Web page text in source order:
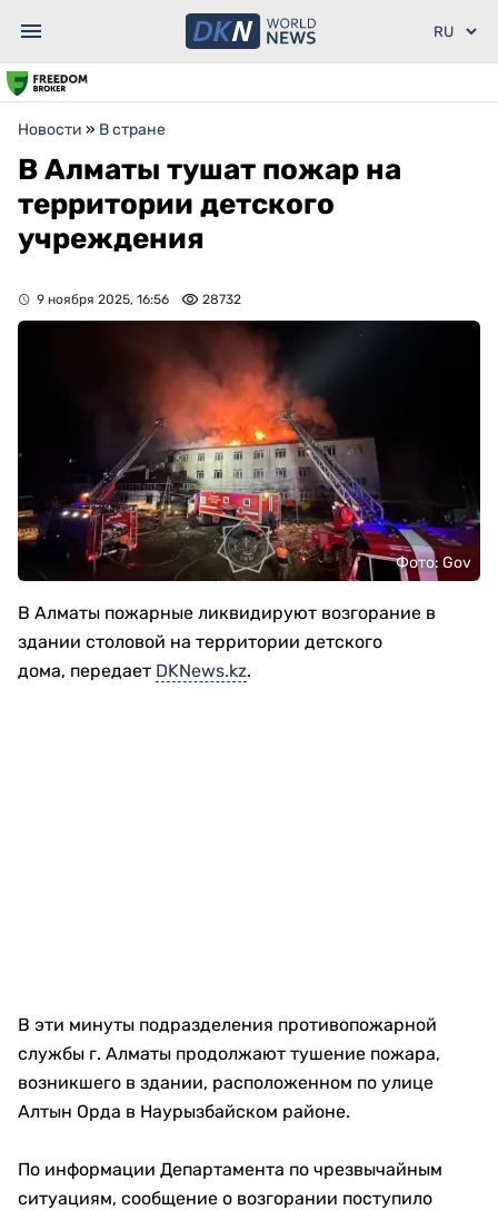
Новости » В стране
В Алматы тушат пожар на
территории детского
учреждения
9 ноября 2025, 16:56 28732
Фото: Gov
В Алматы пожарные ликвидируют возгорание в
здании столовой на территории детского
дома, передает DKNews.kz.
В эти минуты подразделения противопожарной
службы г. Алматы продолжают тушение пожара,
возникшего в здании, расположенном по улице
Алтын Орда в Наурызбайском районе.
По информации Департамента по чрезвычайным
ситуациям, сообщение о возгорании поступило